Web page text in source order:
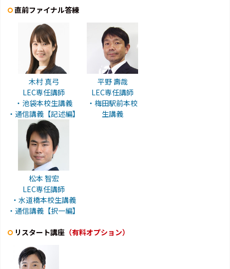
直前ファイナル答練
木村 真弓
LEC専任講師
・池袋本校生講義
・通信講義【記述編】
平野 壽哉
LEC専任講師
・梅田駅前本校
生講義
松本 智宏
LEC専任講師
・水道橋本校生講義
・通信講義【択一編】
リスタート講座 （有料オプション）